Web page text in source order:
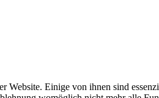
Website. Einige von ihnen sind